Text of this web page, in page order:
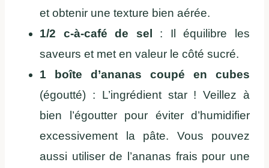
et obtenir une texture bien aérée.
1/2 c-à-café de sel
: Il équilibre les
saveurs et met en valeur le côté sucré.
1 boîte d’ananas coupé en cubes
(égoutté) : L’ingrédient star ! Veillez à
bien l’égoutter pour éviter d’humidifier
excessivement la pâte. Vous pouvez
aussi utiliser de l’ananas frais pour une